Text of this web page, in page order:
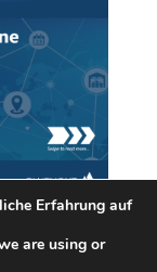
Erfahrung auf
are using or